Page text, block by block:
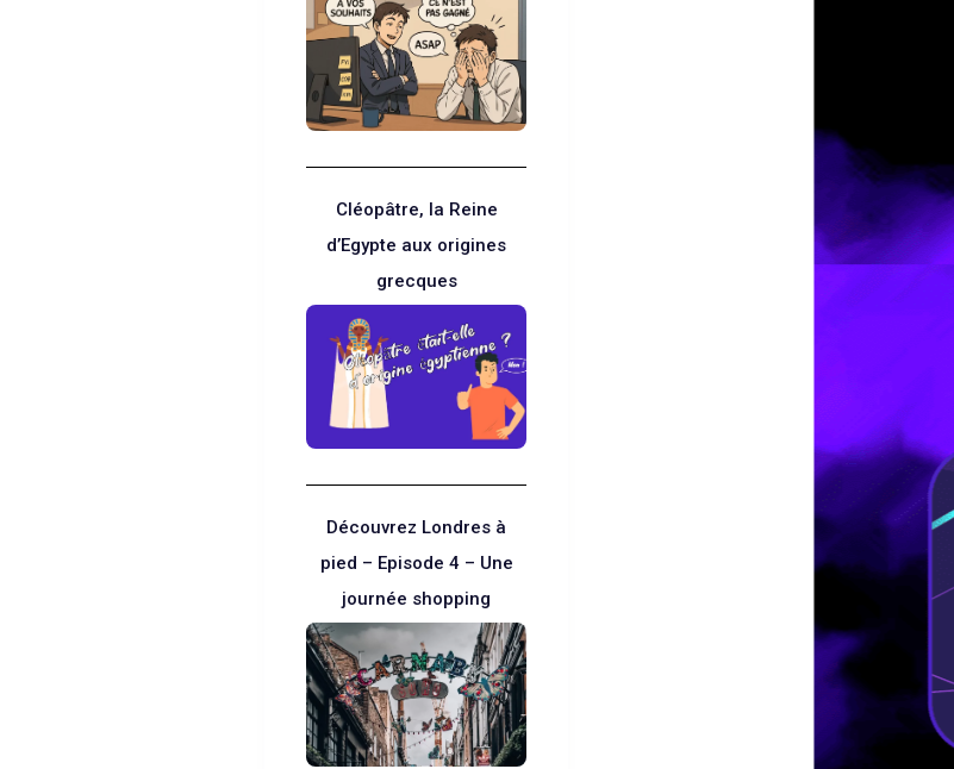
Cléopâtre, la Reine
d’Egypte aux origines
grecques
Découvrez Londres à
pied – Episode 4 – Une
journée shopping